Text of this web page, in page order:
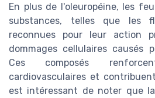
En plus de l'oleuropéine, les
substances, telles que les
reconnues pour leur action
dommages cellulaires causés
Ces composés
cardiovasculaires et
est intéressant de noter que